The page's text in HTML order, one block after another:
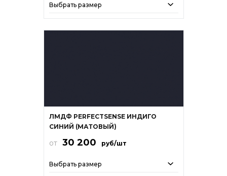
Выбрать размер
ЛМДФ PERFECTSENSE ИНДИГО
СИНИЙ (МАТОВЫЙ)
от 30 200 руб/шт
Выбрать размер